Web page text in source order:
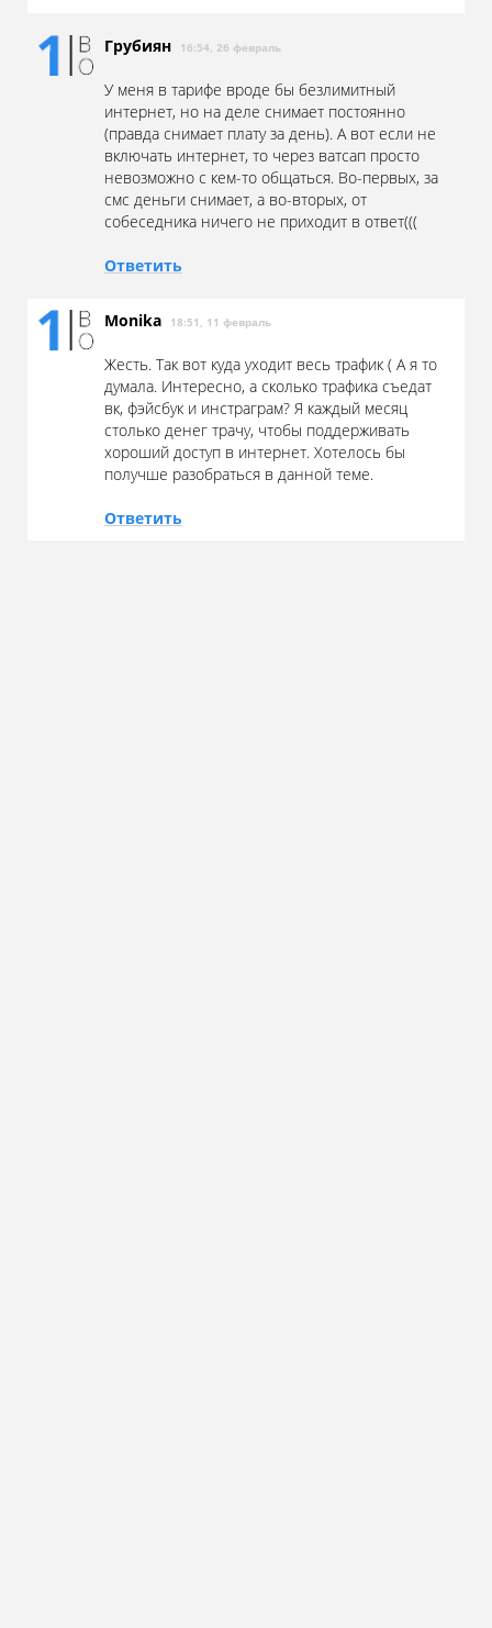
Грубиян 16:54, 26 февраль
У меня в тарифе вроде бы безлимитный
интернет, но на деле снимает постоянно
(правда снимает плату за день). А вот если не
включать интернет, то через ватсап просто
невозможно с кем-то общаться. Во-первых, за
смс деньги снимает, а во-вторых, от
собеседника ничего не приходит в ответ(((
Ответить
Monika 18:51, 11 февраль
Жесть. Так вот куда уходит весь трафик ( А я то
думала. Интересно, а сколько трафика съедат
вк, фэйсбук и инстраграм? Я каждый месяц
столько денег трачу, чтобы поддерживать
хороший доступ в интернет. Хотелось бы
получше разобраться в данной теме.
Ответить